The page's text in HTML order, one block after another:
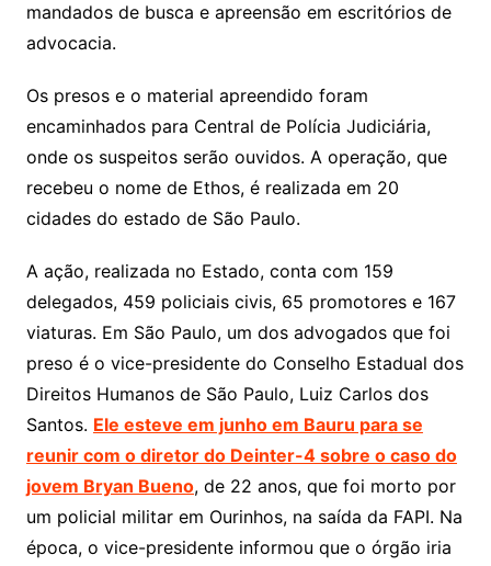
mandados de busca e apreensão em escritórios de
advocacia.
Os presos e o material apreendido foram
encaminhados para Central de Polícia Judiciária,
onde os suspeitos serão ouvidos. A operação, que
recebeu o nome de Ethos, é realizada em 20
cidades do estado de São Paulo.
A ação, realizada no Estado, conta com 159
delegados, 459 policiais civis, 65 promotores e 167
viaturas. Em São Paulo, um dos advogados que foi
preso é o vice-presidente do Conselho Estadual dos
Direitos Humanos de São Paulo, Luiz Carlos dos
Santos. Ele esteve em junho em Bauru para se
reunir com o diretor do Deinter-4 sobre o caso do
jovem Bryan Bueno, de 22 anos, que foi morto por
um policial militar em Ourinhos, na saída da FAPI. Na
época, o vice-presidente informou que o órgão iria